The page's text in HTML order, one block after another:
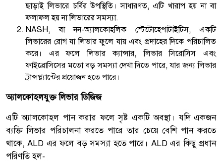
ছাড়াই লিভারে চর্বির উপস্থিতি। সাধারণত, এটি খারাপ হয় না বা
ফলাফল হয় না লিভারের সমস্যা.
NASH, বা নন-অ্যালকোহলিক স্টেটোহেপাটাইটিস, একটি
লিভারের রোগ যা লিভার ফুলে যায় এবং প্রদাহের দিকে পরিচালিত
করে। এর ফলে লিভার ক্যান্সার, লিভার সিরোসিস এবং
ফাইব্রোসিসের মতো বড় সমস্যা দেখা দিতে পারে, যার জন্য লিভার
ট্রান্সপ্ল্যান্টের প্রয়োজন হতে পারে।
অ্যালকোহলযুক্ত লিভার ডিজিজ
এটি অ্যালকোহল পান করার ফলে সৃষ্ট একটি অবস্থা। যদি একজন
ব্যক্তি লিভার পরিচালনা করতে পারে তার চেয়ে বেশি পান করতে
থাকে, ALD এর ফলে বড় সমস্যা হতে পারে। ALD এর কিছু প্রধান
পরিণতি হল-